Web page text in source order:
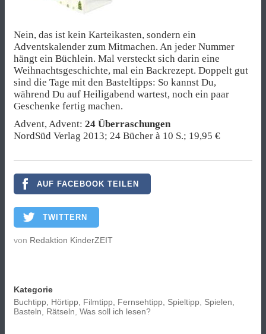
Nein, das ist kein Karteikasten, sondern ein
Adventskalender zum Mitmachen. An jeder Nummer
hängt ein Büchlein. Mal versteckt sich darin eine
Weihnachtsgeschichte, mal ein Backrezept. Doppelt gut
sind die Tage mit den Basteltipps: So kannst Du,
während Du auf Heiligabend wartest, noch ein paar
Geschenke fertig machen.
Advent, Advent: 24 Überraschungen
NordSüd Verlag 2013; 24 Bücher à 10 S.; 19,95 €
AUF FACEBOOK TEILEN
TWITTERN
von Redaktion KinderZEIT
Kategorie
Buchtipp, Hörtipp, Filmtipp, Fernsehtipp, Spieltipp Spielen,
Basteln, Rätseln Was soll ich lesen?